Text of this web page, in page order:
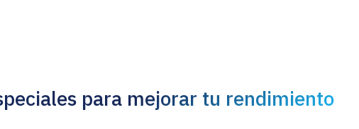
para mejorar tu rendimiento